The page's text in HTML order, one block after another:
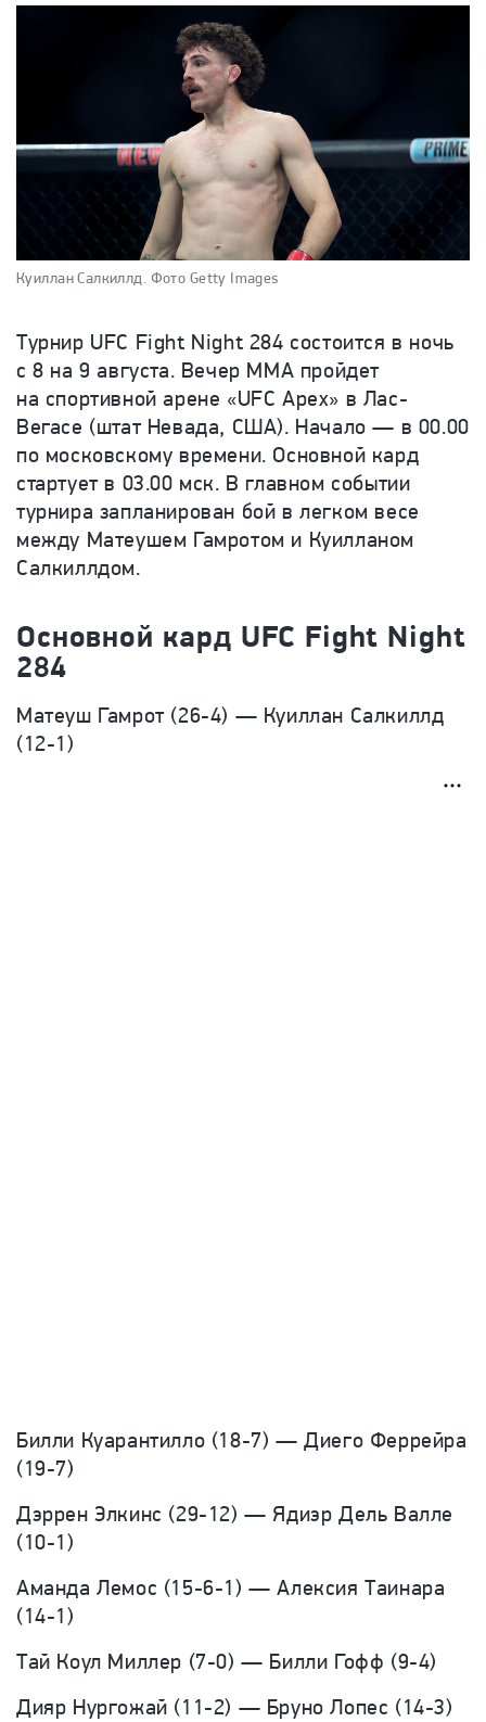
Куиллан Салкиллд. Фото Getty Images
Турнир UFC Fight Night 284 состоится в ночь
с 8 на 9 августа. Вечер ММА пройдет
на спортивной арене «UFC Apex» в Лас-
Вегасе (штат Невада, США). Начало — в 00.00
по московскому времени. Основной кард
стартует в 03.00 мск. В главном событии
турнира запланирован бой в легком весе
между Матеушем Гамротом и Куилланом
Салкиллдом.
Основной кард UFC Fight Night
284
Матеуш Гамрот (26-4) — Куиллан Салкиллд
(12-1)
Билли Куарантилло (18-7) — Диего Феррейра
(19-7)
Дэррен Элкинс (29-12) — Ядиэр Дель Валле
(10-1)
Аманда Лемос (15-6-1) — Алексия Таинара
(14-1)
Тай Коул Миллер (7-0) — Билли Гофф (9-4)
Дияр Нургожай (11-2) — Бруно Лопес (14-3)